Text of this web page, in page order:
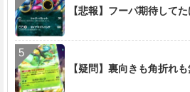
【悲報】フーパ期待して
【疑問】裏向きも角折れ